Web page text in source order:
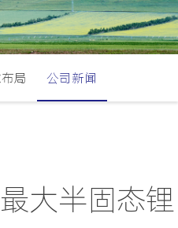
局 公司新闻
大半固态